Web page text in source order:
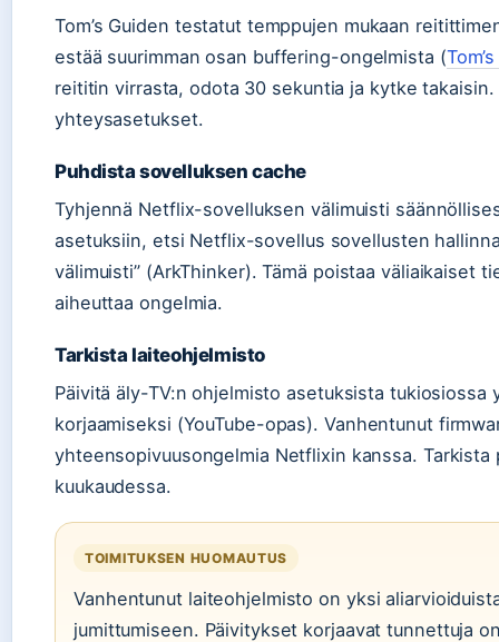
Tom’s Guiden testatut temppujen mukaan
estää suurimman osan buffering-ongelmista (
reititin virrasta, odota 30 sekuntia ja kytke takaisin.
yhteysasetukset.
Puhdista sovelluksen cache
Tyhjennä Netflix-sovelluksen välimuisti
asetuksiin, etsi Netflix-sovellus sovellusten
välimuisti” (ArkThinker). Tämä poistaa väliaikaiset
aiheuttaa ongelmia.
Tarkista laiteohjelmisto
Päivitä äly-TV:n ohjelmisto asetuksista tukiosiossa
korjaamiseksi (YouTube-opas). Vanhentunut
yhteensopivuusongelmia Netflixin kanssa.
kuukaudessa.
TOIMITUKSEN HUOMAUTUS
Vanhentunut laiteohjelmisto on yksi
jumittumiseen. Päivitykset korjaavat tunnettuja